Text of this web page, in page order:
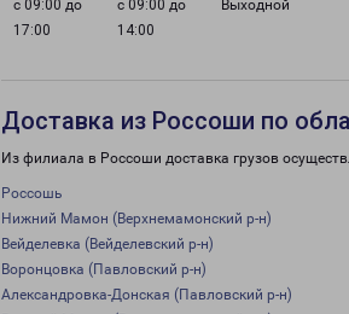
с 09:00 до
17:00
с 09:00 до
14:00
Выходной
Доставка из Россоши по
Из филиала в Россоши доставка грузов
Россошь
Нижний Мамон (Верхнемамонский р-н)
Вейделевка (Вейделевский р-н)
Воронцовка (Павловский р-н)
Александровка-Донская (Павловский р-н)